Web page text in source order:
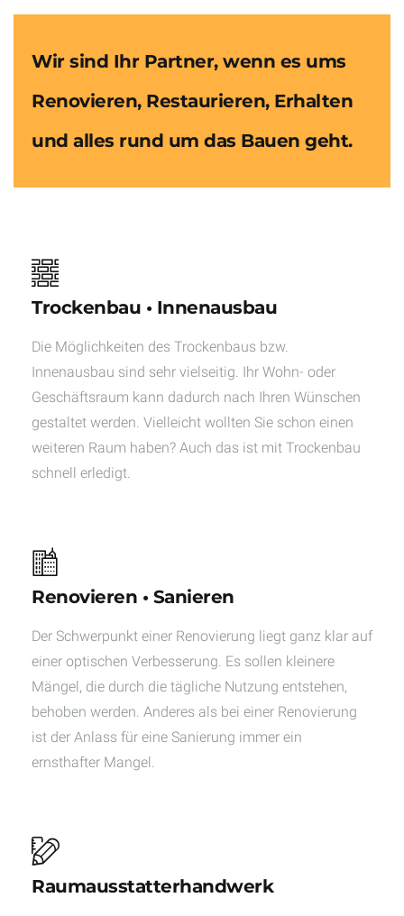
Wir sind Ihr Partner, wenn es ums
Renovieren, Restaurieren, Erhalten
und alles rund um das Bauen geht.
Trockenbau • Innenausbau
Die Möglichkeiten des Trockenbaus bzw.
Innenausbau sind sehr vielseitig. Ihr Wohn- oder
Geschäftsraum kann dadurch nach Ihren Wünschen
gestaltet werden. Vielleicht wollten Sie schon einen
weiteren Raum haben? Auch das ist mit Trockenbau
schnell erledigt.
Renovieren • Sanieren
Der Schwerpunkt einer Renovierung liegt ganz klar auf
einer optischen Verbesserung. Es sollen kleinere
Mängel, die durch die tägliche Nutzung entstehen,
behoben werden. Anderes als bei einer Renovierung
ist der Anlass für eine Sanierung immer ein
ernsthafter Mangel.
Raumausstatterhandwerk